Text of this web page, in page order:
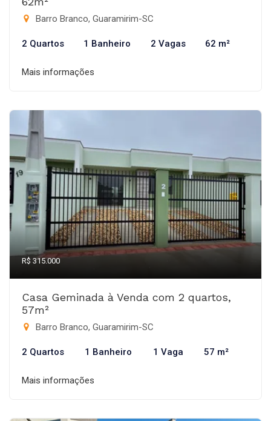
Barro Branco, Guaramirim-SC
2 Quartos 1 Banheiro 2 Vagas 62 m²
Mais informações
R$ 315.000
Casa Geminada à Venda com 2 quartos,
57m²
Barro Branco, Guaramirim-SC
2 Quartos 1 Banheiro 1 Vaga 57 m²
Mais informações